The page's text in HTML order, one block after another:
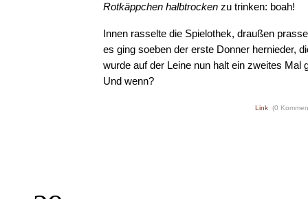
Rotkäppchen halbtrocken zu trinken: boah!
Innen rasselte die Spielothek, draußen
es ging soeben der erste Donner hernieder,
wurde auf der Leine nun halt ein zweites Mal
Und wenn?
Link (0